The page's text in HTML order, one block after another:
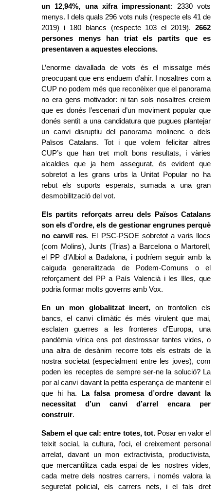
un 12,94%, una xifra impressionant: 2330 vots
menys. I dels quals 296 vots nuls (respecte els 41 de
2019) i 180 blancs (respecte 103 el 2019). 2662
persones menys han triat els partits que es
presentaven a aquestes eleccions.
L’enorme davallada de vots és el missatge més
preocupant que ens enduem d’ahir. I nosaltres com a
CUP no podem més que reconèixer que el panorama
no era gens motivador: ni tan sols nosaltres creiem
que es donés l’escenari d’un moviment popular que
donés sentit a una candidatura que pugues plantejar
un canvi disruptiu del panorama molinenc o dels
Països Catalans. Tot i que volem felicitar altres
CUP’s que han tret molt bons resultats, i vàries
alcaldies que ja hem assegurat, és evident que
sobretot a les grans urbs la Unitat Popular no ha
rebut els suports esperats, sumada a una gran
desmobilització del vot.
Els partits reforçats arreu dels Països Catalans
son els d’ordre, els de gestionar engrunes perquè
no canviï res. El PSC-PSOE sobretot a varis llocs
(com Molins), Junts (Trias) a Barcelona o Martorell,
el PP d’Albiol a Badalona, i podríem seguir amb la
caiguda generalitzada de Podem-Comuns o el
reforçament del PP a País Valencià i les Illes, que
podria formar molts governs amb Vox.
En un mon globalitzat incert, on trontollen els
bancs, el canvi climàtic és més virulent que mai,
esclaten guerres a les fronteres d’Europa, una
pandèmia vírica ens pot destrossar tantes vides, o
una altra de desànim recorre tots els estrats de la
nostra societat (especialment entre les joves), com
poden les receptes de sempre ser-ne la solució? La
por al canvi davant la petita esperança de mantenir el
que hi ha.
La falsa promesa d’ordre davant la
necessitat d’un canvi d’arrel encara per
construir.
Sabem el que cal: entre totes, tot. Posar en valor el
teixit social, la cultura, l’oci, el creixement personal
arrelat, davant un mon extractivista, productivista,
que mercantilitza cada espai de les nostres vides,
cada metre dels nostres carrers, i només valora la
seguretat policial, els carrers nets, i el fals dret